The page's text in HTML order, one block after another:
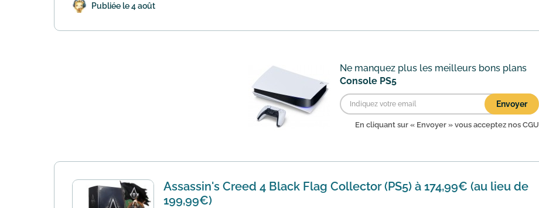
Publiée le 4 août
Ne manquez plus les meilleurs bons plans
Console PS5
Envoyer
En cliquant sur « Envoyer » vous acceptez nos CGU
Assassin's Creed 4 Black Flag Collector (PS5) à 174,99€ (au lieu de
199,99€)